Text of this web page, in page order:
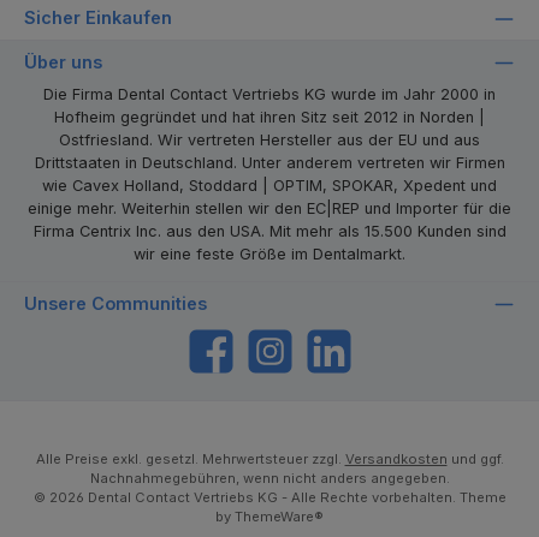
Sicher Einkaufen
Über uns
Die Firma Dental Contact Vertriebs KG wurde im Jahr 2000 in
Hofheim gegründet und hat ihren Sitz seit 2012 in Norden |
Ostfriesland. Wir vertreten Hersteller aus der EU und aus
Drittstaaten in Deutschland. Unter anderem vertreten wir Firmen
wie Cavex Holland, Stoddard | OPTIM, SPOKAR, Xpedent und
einige mehr. Weiterhin stellen wir den EC|REP und Importer für die
Firma Centrix Inc. aus den USA. Mit mehr als 15.500 Kunden sind
wir eine feste Größe im Dentalmarkt.
Unsere Communities
https://www.facebook.com/dentalcontact
Instagram
Alle Preise exkl. gesetzl. Mehrwertsteuer zzgl. Versandkosten und ggf.
Nachnahmegebühren, wenn nicht anders angegeben.
© 2026 Dental Contact Vertriebs KG - Alle Rechte vorbehalten. Theme
by ThemeWare®